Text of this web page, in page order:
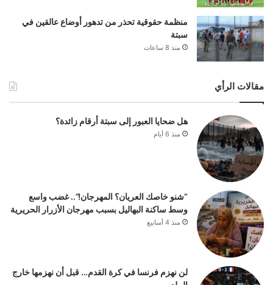
منظمة حقوقية تحذر من تدهور أوضاع عالقين في
سبتة
منذ 8 ساعات
مقالات الرأي
هل ضحايا العبور إلى سبتة أرقام زائدة؟
منذ 6 أيام
“شنو خاصك العريان؟ المهرجان!”.. غضب واسع
وسط ساكنة البهاليل بسبب مهرجان الأزرار الحريرية
منذ 4 أسابيع
لن نهزم فرنسا في كرة القدم… قبل أن نهزمها خارج